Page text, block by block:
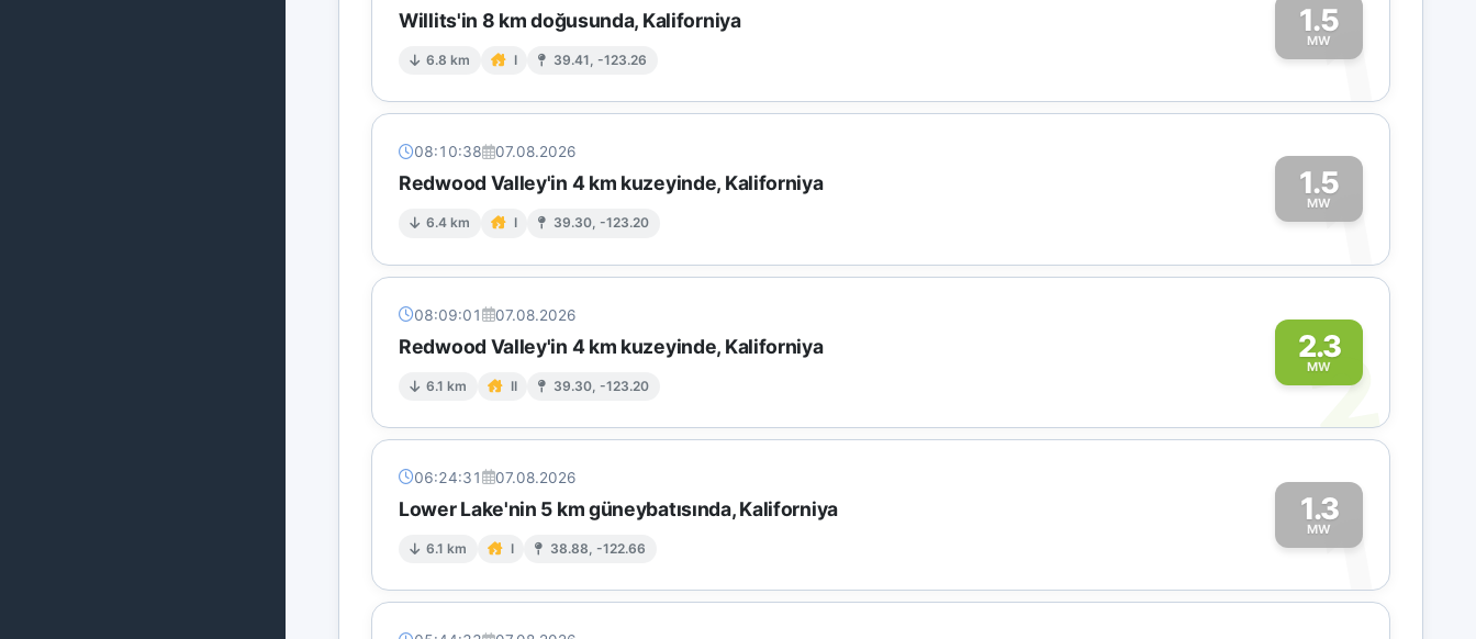
Willits'in 8 km doğusunda, Kaliforniya
6.8 km I 39.41, -123.26
1.5
MW
1
08:10:38 07.08.2026
Redwood Valley'in 4 km kuzeyinde, Kaliforniya
6.4 km I 39.30, -123.20
1.5
MW
1
08:09:01 07.08.2026
Redwood Valley'in 4 km kuzeyinde, Kaliforniya
6.1 km II 39.30, -123.20
2.3
MW
2
06:24:31 07.08.2026
Lower Lake'nin 5 km güneybatısında, Kaliforniya
6.1 km I 38.88, -122.66
1.3
MW
1